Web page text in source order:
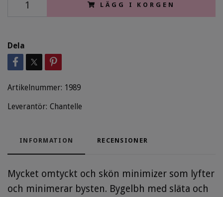
LÄGG I KORGEN
Dela
Artikelnummer: 1989
Leverantör: Chantelle
INFORMATION RECENSIONER
Mycket omtyckt och skön minimizer som lyfter
och minimerar bysten. Bygelbh med släta och